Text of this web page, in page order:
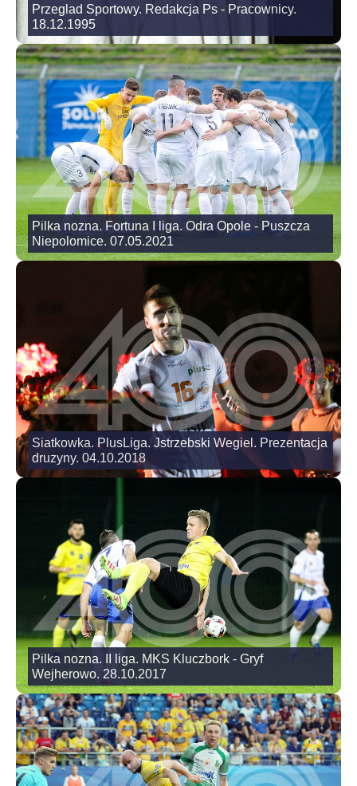
Przeglad Sportowy. Redakcja Ps - Pracownicy.
18.12.1995
Pilka nozna. Fortuna I liga. Odra Opole - Puszcza
Niepolomice. 07.05.2021
Siatkowka. PlusLiga. Jstrzebski Wegiel. Prezentacja
druzyny. 04.10.2018
Pilka nozna. II liga. MKS Kluczbork - Gryf
Wejherowo. 28.10.2017